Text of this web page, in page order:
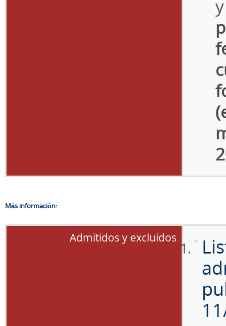
Más información:
Admitidos y excluidos